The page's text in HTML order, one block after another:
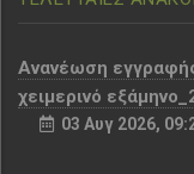
Aνανέωση
χειμερινό
03 Αυγ 2026,